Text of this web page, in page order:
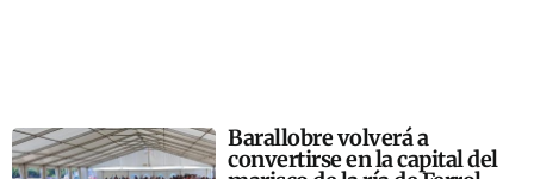
Barallobre volverá a
convertirse en la capital del